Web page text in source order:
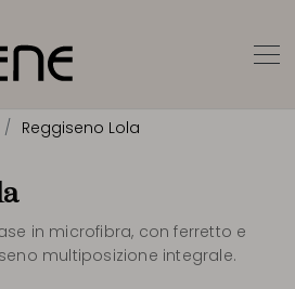
Reggiseno Lola
in microfibra, con ferretto e
multiposizione integrale.